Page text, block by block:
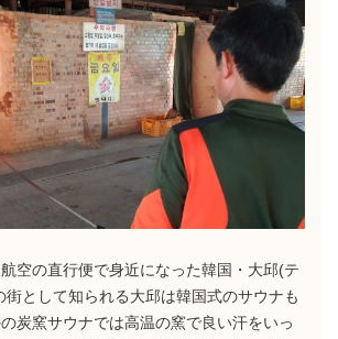
空の直行便で身近になった韓国・大邱(テ
街として知られる大邱は韓国式のサウナも
炭窯サウナでは高温の窯で良い汗をいっ